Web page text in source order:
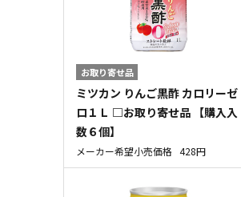
お取り寄せ品
ミツカン りんご黒酢 カロリーゼ
ロ１Ｌ □お取り寄せ品 【購入入
数６個】
メーカー希望小売価格 428円